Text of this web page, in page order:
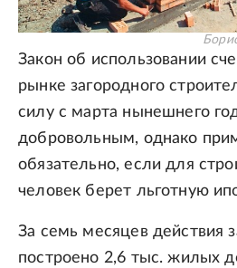
Закон об использовании
рынке загородного
силу с марта нынешнего
добровольным, однако
обязательно, если для
человек берет льготную
За семь месяцев действия
построено 2,6 тыс. жилых